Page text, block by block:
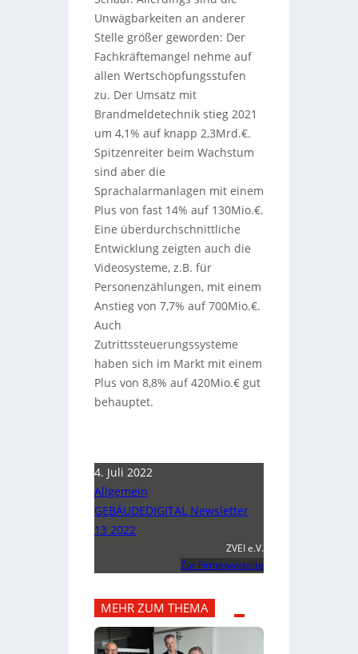
Unwägbarkeiten an anderer
Stelle größer geworden: Der
Fachkräftemangel nehme auf
allen Wertschöpfungsstufen
zu. Der Umsatz mit
Brandmeldetechnik stieg 2021
um 4,1% auf knapp 2,3Mrd.€.
Spitzenreiter beim Wachstum
sind aber die
Sprachalarmanlagen mit einem
Plus von fast 14% auf 130Mio.€.
Eine überdurchschnittliche
Entwicklung zeigten auch die
Videosysteme, z.B. für
Personenzählungen, mit einem
Anstieg von 7,7% auf 700Mio.€.
Auch
Zutrittssteuerungssysteme
haben sich im Markt mit einem
Plus von 8,8% auf 420Mio.€ gut
behauptet.
4. Juli 2022
Allgemein
GEBÄUDEDIGITAL Newsletter
13 2022
ZVEI e.V.
Zur Firmenwebsite
MEHR ZUM THEMA